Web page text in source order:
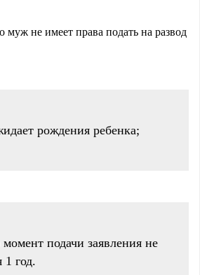
муж не имеет права подать на развод
рождения ребенка;
момент подачи заявления не
1 год.